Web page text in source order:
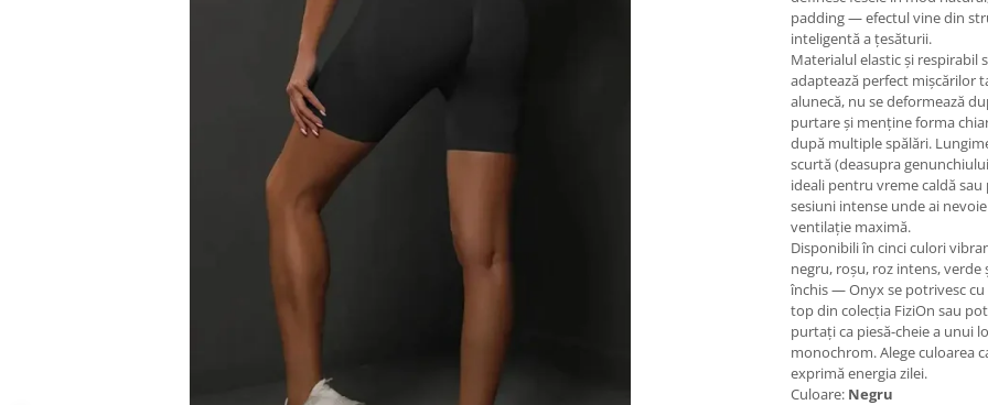
padding — efectul vine din
inteligentă a țesăturii.
Materialul elastic și respirabil
adaptează perfect mișcărilor
alunecă, nu se deformează
purtare și menține forma
după multiple spălări.
scurtă (deasupra
ideali pentru vreme caldă
sesiuni intense unde ai
ventilație maximă.
Disponibili în cinci culori
negru, roșu, roz intens, verde
închis — Onyx se potrivesc cu
top din colecția FiziOn sau
purtați ca piesă-cheie a unui
monochrom. Alege culoarea
exprimă energia zilei.
Culoare: Negru